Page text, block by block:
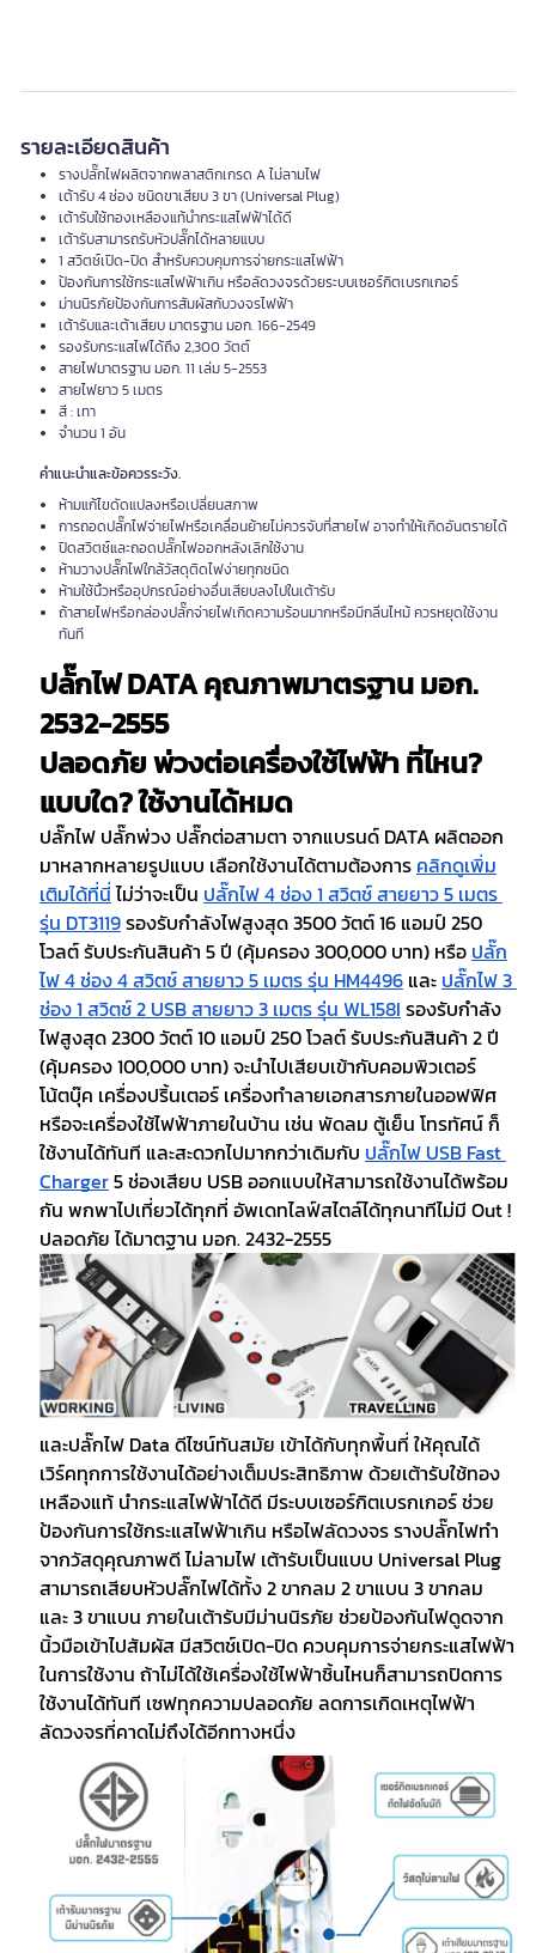
รายละเอียดสินค้า
รางปลั๊กไฟผลิตจากพลาสติกเกรด A ไม่ลามไฟ
เต้ารับ 4 ช่อง ชนิดขาเสียบ 3 ขา (Universal Plug)
เต้ารับใช้ทองเหลืองแท้นำกระแสไฟฟ้าได้ดี
เต้ารับสามารถรับหัวปลั๊กได้หลายแบบ
1 สวิตช์เปิด-ปิด สำหรับควบคุมการจ่ายกระแสไฟฟ้า
ป้องกันการใช้กระแสไฟฟ้าเกิน หรือลัดวงจรด้วยระบบเซอร์กิตเบรกเกอร์
ม่านนิรภัยป้องกันการสัมผัสกับวงจรไฟฟ้า
เต้ารับและเต้าเสียบ มาตรฐาน มอก. 166-2549
รองรับกระแสไฟได้ถึง 2,300 วัตต์
สายไฟมาตรฐาน มอก. 11 เล่ม 5-2553
สายไฟยาว 5 เมตร
สี : เทา
จำนวน 1 อัน
คำแนะนำและข้อควรระวัง.
ห้ามแก้ไขดัดแปลงหรือเปลี่ยนสภาพ
การถอดปลั๊กไฟจ่ายไฟหรือเคลื่อนย้ายไม่ควรจับที่สายไฟ อาจทำให้เกิดอันตรายได้
ปิดสวิตช์และถอดปลั๊กไฟออกหลังเลิกใช้งาน
ห้ามวางปลั๊กไฟใกล้วัสดุติดไฟง่ายทุกชนิด
ห้ามใช้นิ้วหรืออุปกรณ์อย่างอื่นเสียบลงไปในเต้ารับ
ถ้าสายไฟหรือกล่องปลั๊กจ่ายไฟเกิดความร้อนมากหรือมีกลิ่นไหม้ ควรหยุดใช้งาน
ทันที
ปลั๊กไฟ DATA คุณภาพมาตรฐาน มอก.
2532-2555
ปลอดภัย พ่วงต่อเครื่องใช้ไฟฟ้า ที่ไหน?
แบบใด? ใช้งานได้หมด
ปลั๊กไฟ ปลั๊กพ่วง ปลั๊กต่อสามตา จากแบรนด์ DATA ผลิตออก
มาหลากหลายรูปแบบ เลือกใช้งานได้ตามต้องการ คลิกดูเพิ่ม
เติมได้ที่นี่ ไม่ว่าจะเป็น ปลั๊กไฟ 4 ช่อง 1 สวิตช์ สายยาว 5 เมตร
รุ่น DT3119 รองรับกำลังไฟสูงสุด 3500 วัตต์ 16 แอมป์ 250
โวลต์ รับประกันสินค้า 5 ปี (คุ้มครอง 300,000 บาท) หรือ ปลั๊ก
ไฟ 4 ช่อง 4 สวิตช์ สายยาว 5 เมตร รุ่น HM4496 และ ปลั๊กไฟ 3
ช่อง 1 สวิตช์ 2 USB สายยาว 3 เมตร รุ่น WL158I รองรับกำลัง
ไฟสูงสุด 2300 วัตต์ 10 แอมป์ 250 โวลต์ รับประกันสินค้า 2 ปี
(คุ้มครอง 100,000 บาท) จะนำไปเสียบเข้ากับคอมพิวเตอร์
โน้ตบุ๊ค เครื่องปริ้นเตอร์ เครื่องทำลายเอกสารภายในออฟฟิศ
หรือจะเครื่องใช้ไฟฟ้าภายในบ้าน เช่น พัดลม ตู้เย็น โทรทัศน์ ก็
ใช้งานได้ทันที และสะดวกไปมากกว่าเดิมกับ ปลั๊กไฟ USB Fast
Charger 5 ช่องเสียบ USB ออกแบบให้สามารถใช้งานได้พร้อม
กัน พกพาไปเที่ยวได้ทุกที่ อัพเดทไลฟ์สไตล์ได้ทุกนาทีไม่มี Out !
ปลอดภัย ได้มาตฐาน มอก. 2432-2555
และปลั๊กไฟ Data ดีไซน์ทันสมัย เข้าได้กับทุกพื้นที่ ให้คุณได้
เวิร์คทุกการใช้งานได้อย่างเต็มประสิทธิภาพ ด้วยเต้ารับใช้ทอง
เหลืองแท้ นำกระแสไฟฟ้าได้ดี มีระบบเซอร์กิตเบรกเกอร์ ช่วย
ป้องกันการใช้กระแสไฟฟ้าเกิน หรือไฟลัดวงจร รางปลั๊กไฟทำ
จากวัสดุคุณภาพดี ไม่ลามไฟ เต้ารับเป็นแบบ Universal Plug
สามารถเสียบหัวปลั๊กไฟได้ทั้ง 2 ขากลม 2 ขาแบน 3 ขากลม
และ 3 ขาแบน ภายในเต้ารับมีม่านนิรภัย ช่วยป้องกันไฟดูดจาก
นิ้วมือเข้าไปสัมผัส มีสวิตช์เปิด-ปิด ควบคุมการจ่ายกระแสไฟฟ้า
ในการใช้งาน ถ้าไม่ได้ใช้เครื่องใช้ไฟฟ้าชิ้นไหนก็สามารถปิดการ
ใช้งานได้ทันที เซฟทุกความปลอดภัย ลดการเกิดเหตุไฟฟ้า
ลัดวงจรที่คาดไม่ถึงได้อีกทางหนึ่ง